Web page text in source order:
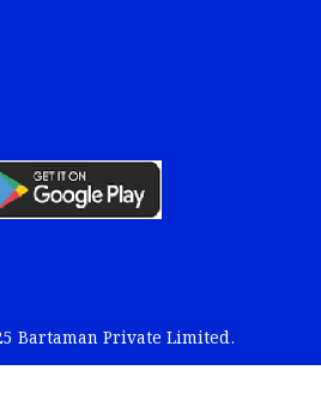
Bartaman Private Limited.